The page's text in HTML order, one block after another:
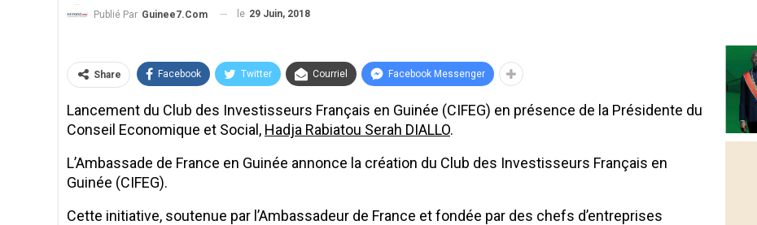
Publié Par Guinee7.com le 29 Juin, 2018
Share Facebook Twitter Courriel Facebook Messenger
Lancement du Club des Investisseurs Français en Guinée (CIFEG) en présence de la Présidente du
Conseil Economique et Social, Hadja Rabiatou Serah DIALLO.
L’Ambassade de France en Guinée annonce la création du Club des Investisseurs Français en
Guinée (CIFEG).
Cette initiative, soutenue par l’Ambassadeur de France et fondée par des chefs d’entreprises